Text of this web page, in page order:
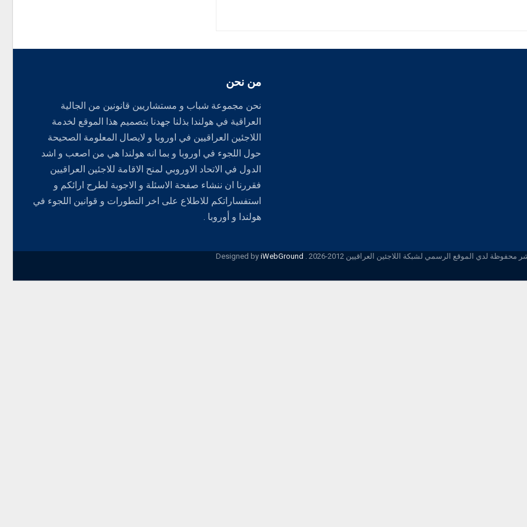
من نحن
نحن مجموعة شباب و مستشاريين قانونين من الجالية
العراقية في هولندا بذلنا جهدنا بتصميم هذا الموقع لخدمة
اللاجئين العراقيين في اوروبا و لايصال المعلومة الصحيحة
حول اللجوء في اوروبا و بما انه هولندا هي من اصعب و اشد
الدول في الاتحاد الاوروبي لمنح الاقامة للاجئين العراقيين
فقررنا ان ننشاء صفحة الاسئلة و الاجوبة لطرح ارائكم و
استفساراتكم للاطلاع على اخر التطورات و قوانين اللجوء في
هولندا و أوروبا .
لدي الموقع الرسمي لشبكة اللاجئين العراقيين 2012-2026 . Designed by iWebGround